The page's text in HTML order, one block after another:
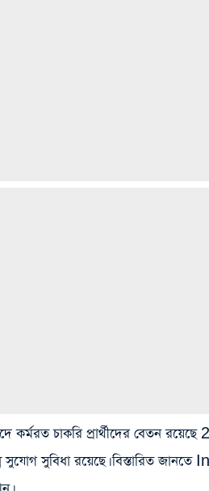
চাকরি প্রার্থীদের বেতন রয়েছে
সুযোগ সুবিধা রয়েছে। বিস্তারিত